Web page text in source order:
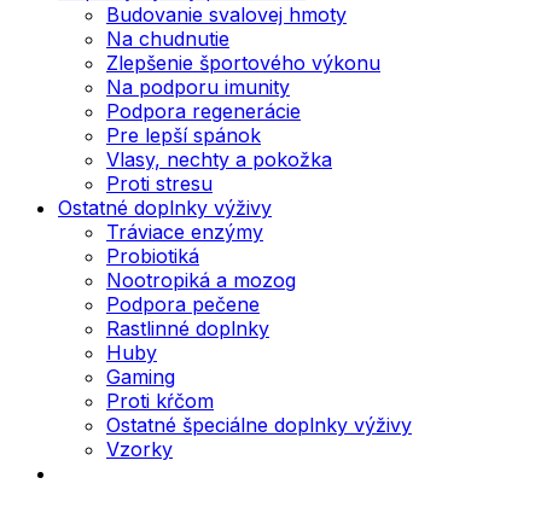
Budovanie svalovej hmoty
Na chudnutie
Zlepšenie športového výkonu
Na podporu imunity
Podpora regenerácie
Pre lepší spánok
Vlasy, nechty a pokožka
Proti stresu
Ostatné doplnky výživy
Tráviace enzýmy
Probiotiká
Nootropiká a mozog
Podpora pečene
Rastlinné doplnky
Huby
Gaming
Proti kŕčom
Ostatné špeciálne doplnky výživy
Vzorky